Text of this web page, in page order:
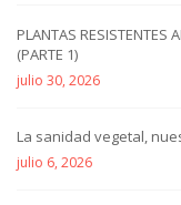
PLANTAS RESISTENTES
(PARTE 1)
julio 30, 2026
La sanidad vegetal,
julio 6, 2026